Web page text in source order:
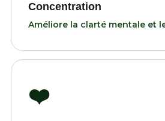
Concentration
Améliore la clarté mentale et
❤️